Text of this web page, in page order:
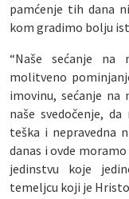
pamćenje tih dana
kom gradimo bolju
“Naše sećanje
molitveno
imovinu, sećanje na
naše svedočenje,
teška i nepravedna
danas i ovde
jedinstvu koje
temeljcu koji je